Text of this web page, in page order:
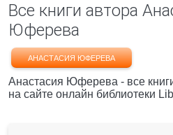
Все книги автора
Юферева
АНАСТАСИЯ ЮФЕРЕВА
Анастасия Юферева - все
на сайте онлайн библиотеки